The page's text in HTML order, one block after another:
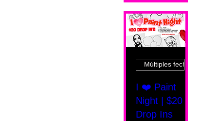
Múltiples fechas
I ❤️ Paint
Night | $20
Drop Ins